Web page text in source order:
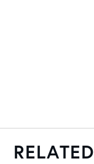
RELATED